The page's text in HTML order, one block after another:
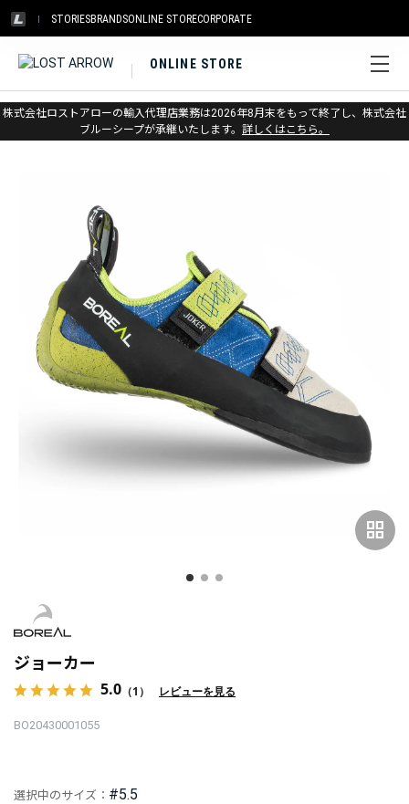
STORIESBRANDSONLINE STORECORPORATE
ONLINE STORE
株式会社ロストアローの輸入代理店業務は2026年8月末をもって終了し、株式会社
ブルーシープが承継いたします。 詳しくはこちら。
ホーム > ボリエール > クライミングシューズ
grid_view
ジョーカー
5.0 （1） レビューを見る
BO20430001055
選択中のサイズ： #5.5